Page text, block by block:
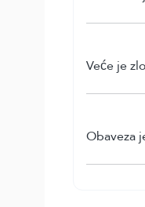
Veće je
Obaveza